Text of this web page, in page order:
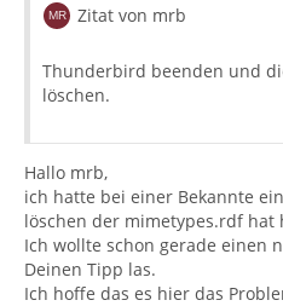
Zitat von mrb
Thunderbird beenden und
löschen.
Hallo mrb,
ich hatte bei einer Bekannte
löschen der mimetypes.rdf hat
Ich wollte schon gerade einen
Deinen Tipp las.
Ich hoffe das es hier das